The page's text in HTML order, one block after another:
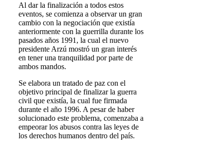
Al dar la finalización a todos estos
eventos, se comienza a observar un gran
cambio con la negociación que existía
anteriormente con la guerrilla durante los
pasados años 1991, la cual el nuevo
presidente Arzú mostró un gran interés
en tener una tranquilidad por parte de
ambos mandos.
Se elabora un tratado de paz con el
objetivo principal de finalizar la guerra
civil que existía, la cual fue firmada
durante el año 1996. A pesar de haber
solucionado este problema, comenzaba a
empeorar los abusos contra las leyes de
los derechos humanos dentro del país.